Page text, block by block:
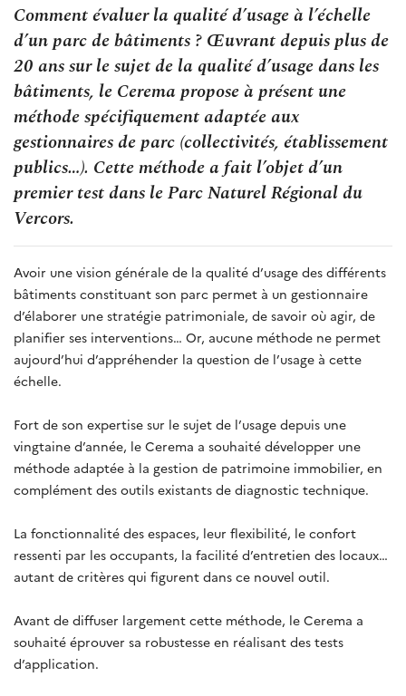
Comment évaluer la qualité d’usage à l’échelle
d’un parc de bâtiments ? Œuvrant depuis plus de
20 ans sur le sujet de la qualité d’usage dans les
bâtiments, le Cerema propose à présent une
méthode spécifiquement adaptée aux
gestionnaires de parc (collectivités, établissement
publics…). Cette méthode a fait l’objet d’un
premier test dans le Parc Naturel Régional du
Vercors.
Avoir une vision générale de la qualité d’usage des différents
bâtiments constituant son parc permet à un gestionnaire
d’élaborer une stratégie patrimoniale, de savoir où agir, de
planifier ses interventions… Or, aucune méthode ne permet
aujourd’hui d’appréhender la question de l’usage à cette
échelle.
Fort de son expertise sur le sujet de l’usage depuis une
vingtaine d’année, le Cerema a souhaité développer une
méthode adaptée à la gestion de patrimoine immobilier, en
complément des outils existants de diagnostic technique.
La fonctionnalité des espaces, leur flexibilité, le confort
ressenti par les occupants, la facilité d’entretien des locaux…
autant de critères qui figurent dans ce nouvel outil.
Avant de diffuser largement cette méthode, le Cerema a
souhaité éprouver sa robustesse en réalisant des tests
d’application.